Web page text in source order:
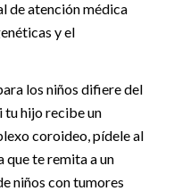
de atención médica
y el
los niños difiere del
tu hijo recibe un
coroideo, pídele al
te remita a un
niños con tumores